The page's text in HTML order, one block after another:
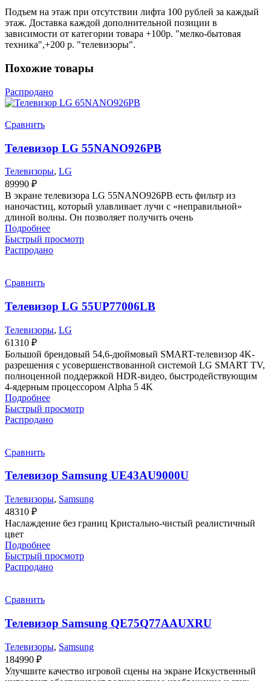
Подъем на этаж при отсутствии лифта 100 рублей за каждый
этаж. Доставка каждой дополнительной позиции в
зависимости от категории товара +100р. "мелко-бытовая
техника",+200 р. "телевизоры".
Похожие товары
Распродано
Сравнить
Телевизор LG 55NANO926PB
Телевизоры, LG
89990 ₽
В экране телевизора LG 55NANO926PB есть фильтр из
наночастиц, который улавливает лучи с «неправильной»
длиной волны. Он позволяет получить очень
Подробнее
Быстрый просмотр
Распродано
Сравнить
Телевизор LG 55UP77006LB
Телевизоры, LG
61310 ₽
Большой брендовый 54,6-дюймовый SMART-телевизор 4K-
разрешения с усовершенствованной системой LG SMART TV,
полноценной поддержкой HDR-видео, быстродействующим
4-ядерным процессором Alpha 5 4K
Подробнее
Быстрый просмотр
Распродано
Сравнить
Телевизор Samsung UE43AU9000U
Телевизоры, Samsung
48310 ₽
Наслаждение без границ Кристально-чистый реалистичный
цвет
Подробнее
Быстрый просмотр
Распродано
Сравнить
Телевизор Samsung QE75Q77AAUXRU
Телевизоры, Samsung
184990 ₽
Улучшите качество игровой сцены на экране Искуственный